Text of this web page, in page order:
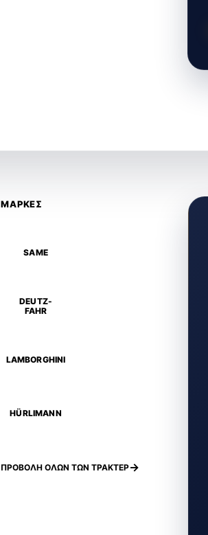
ΜΑΡΚΕΣ
SAME
DEUTZ-
FAHR
LAMBORGHINI
HÜRLIMANN
ΠΡΟΒΟΛΗ ΟΛΩΝ ΤΩΝ ΤΡΑΚΤΕΡ